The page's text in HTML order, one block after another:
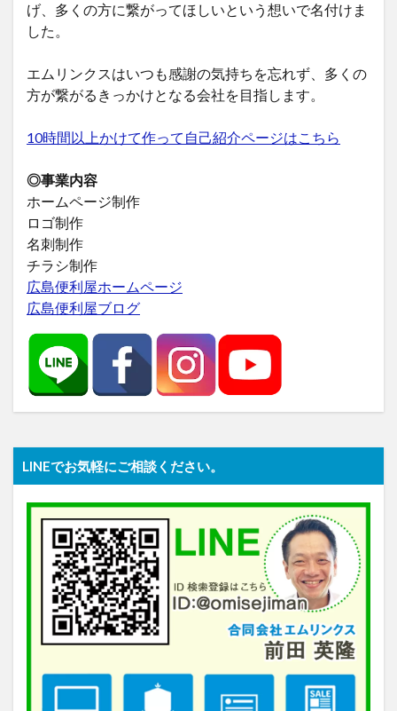
げ、多くの方に繋がってほしいという想いで名付けま
した。
エムリンクスはいつも感謝の気持ちを忘れず、多くの
方が繋がるきっかけとなる会社を目指します。
10時間以上かけて作って自己紹介ページはこちら
◎事業内容
ホームページ制作
ロゴ制作
名刺制作
チラシ制作
広島便利屋ホームページ
広島便利屋ブログ
LINEでお気軽にご相談ください。